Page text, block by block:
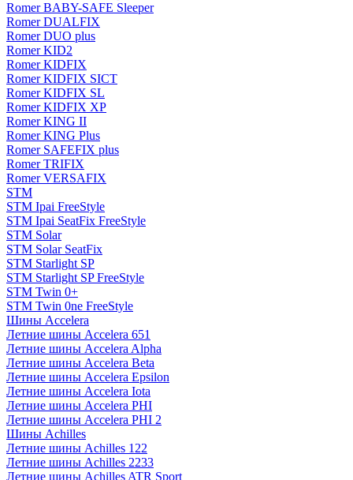
Romer BABY-SAFE Sleeper
Romer DUALFIX
Romer DUO plus
Romer KID2
Romer KIDFIX
Romer KIDFIX SICT
Romer KIDFIX SL
Romer KIDFIX XP
Romer KING II
Romer KING Plus
Romer SAFEFIX plus
Romer TRIFIX
Romer VERSAFIX
STM
STM Ipai FreeStyle
STM Ipai SeatFix FreeStyle
STM Solar
STM Solar SeatFix
STM Starlight SP
STM Starlight SP FreeStyle
STM Twin 0+
STM Twin 0ne FreeStyle
Шины Accelera
Летние шины Accelera 651
Летние шины Accelera Alpha
Летние шины Accelera Beta
Летние шины Accelera Epsilon
Летние шины Accelera Iota
Летние шины Accelera PHI
Летние шины Accelera PHI 2
Шины Achilles
Летние шины Achilles 122
Летние шины Achilles 2233
Летние шины Achilles ATR Sport